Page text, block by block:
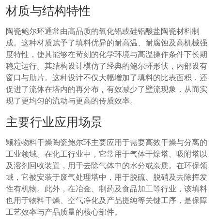
材质与结构特性
陶瓷鲍尔环通常由高品质的氧化铝或硅铝酸盐陶瓷材料制
成。这种材质赋予了填料优异的耐高温、耐腐蚀及高机械强
度特性，使其能够在苛刻的化学环境与高温操作条件下长期
稳定运行。其结构设计模仿了经典的鲍尔环形状，内部设有
窗口与肋片。这种设计不仅大幅增加了填料的比表面积，还
促进了流体在塔内的再分布，有效减少了壁流现象，从而实
现了更均匀的流动与更高的传质效率。
主要行业应用场景
颗粒物料干燥陶瓷鲍尔环主要应用于需要高效干燥与分离的
工业领域。在化工行业中，它常用于气体干燥塔、吸附塔以
及溶剂回收装置，用于去除气体中的水分或杂质。在环保领
域，它被安装于废气处理塔中，用于脱硫、脱硝及去除挥发
性有机物。此外，在冶金、制药及食品加工等行业，该填料
也用于物料干燥、空气净化及产品提纯等关键工序，是保障
工艺效率与产品质量的核心部件。